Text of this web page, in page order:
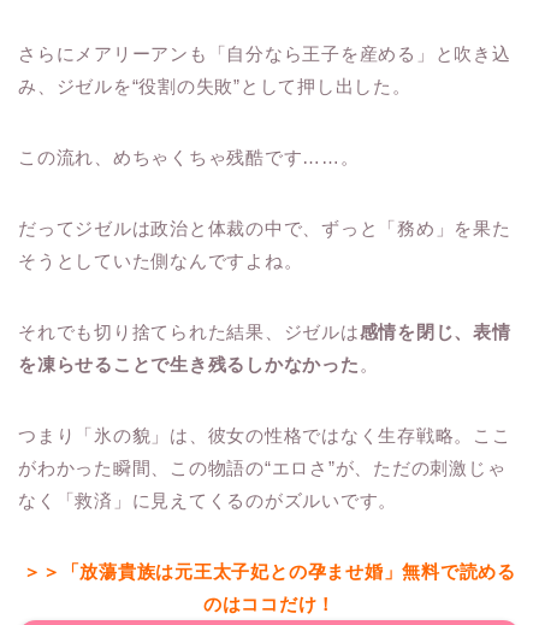
さらにメアリーアンも「自分なら王子を産める」と吹き込
み、ジゼルを“役割の失敗”として押し出した。
この流れ、めちゃくちゃ残酷です……。
だってジゼルは政治と体裁の中で、ずっと「務め」を果た
そうとしていた側なんですよね。
それでも切り捨てられた結果、ジゼルは感情を閉じ、表情
を凍らせることで生き残るしかなかった 。
つまり「氷の貌」は、彼女の性格ではなく生存戦略。ここ
がわかった瞬間、この物語の“エロさ”が、ただの刺激じゃ
なく「救済」に見えてくるのがズルいです。
＞＞「放蕩貴族は元王太子妃との孕ませ婚」無料で読める
のはココだけ！